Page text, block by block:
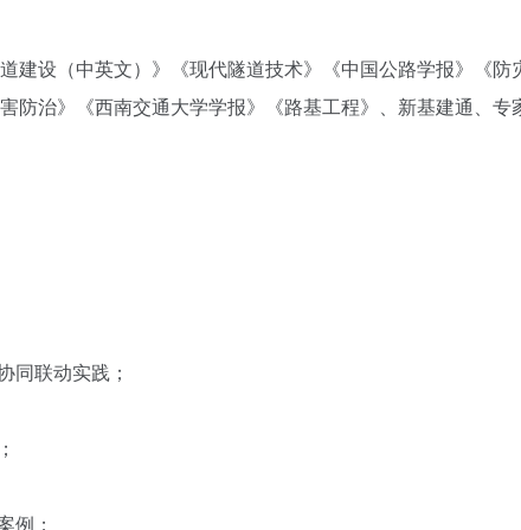
设（中英文）》《现代隧道技术》《中国公路学报》《防
治》《西南交通大学学报》《路基工程》、新基建通、专
联动实践；
例；